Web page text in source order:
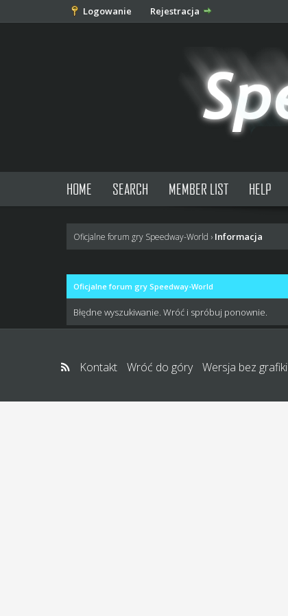
Logowanie Rejestracja
HOME SEARCH MEMBER LIST HELP
Oficjalne forum gry Speedway-World › Informacja
Oficjalne forum gry Speedway-World
Błędne wyszukiwanie. Wróć i spróbuj ponownie.
Kontakt Wróć do góry Wersja bez grafiki